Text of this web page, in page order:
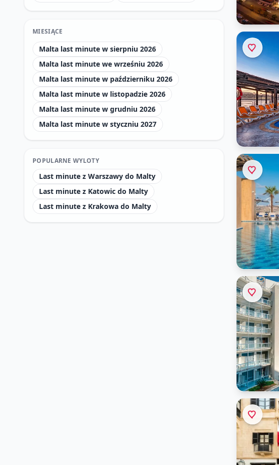
MIESIĄCE
Malta last minute w sierpniu 2026
Malta last minute we wrześniu 2026
Malta last minute w październiku 2026
Malta last minute w listopadzie 2026
Malta last minute w grudniu 2026
Malta last minute w styczniu 2027
POPULARNE WYLOTY
Last minute z Warszawy do Malty
Last minute z Katowic do Malty
Last minute z Krakowa do Malty